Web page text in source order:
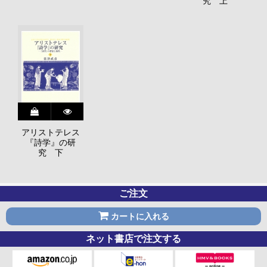
アリストテレス
『詩学』の研
究 下
ご注文
カートに入れる
ネット書店で注文する